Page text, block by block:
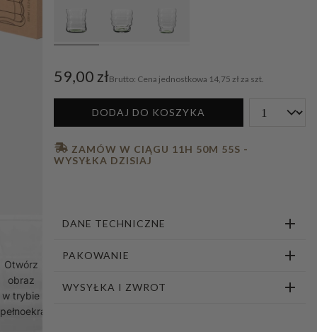
10
Otwórz
obraz
w trybie
pełnoekranowym
59,00 zł Cena jednostkowa 14,75 zł za szt.
DODAJ DO KOSZYKA
DANE TECHNICZNE
PAKOWANIE
WYSYŁKA I ZWROT
ZAMÓW W CIĄGU 11H 50M 54S -
WYSYŁKA DZISIAJ